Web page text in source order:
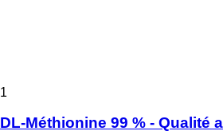
1
DL-Méthionine 99 % - Qualité